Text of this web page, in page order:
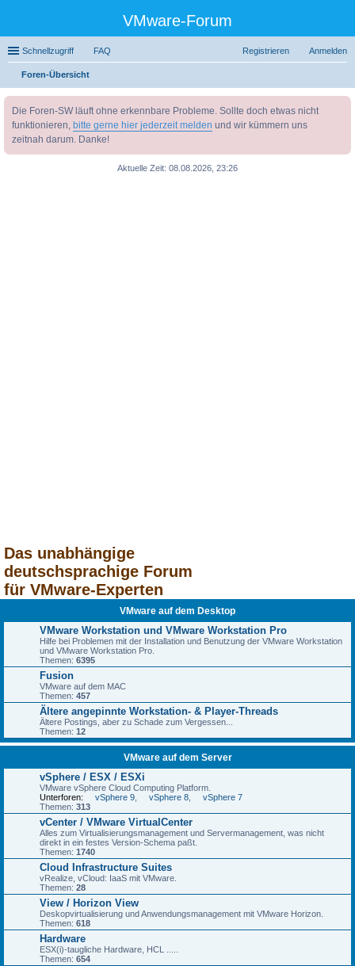
VMware-Forum
Schnellzugriff FAQ Anmelden
Registrieren
Foren-Übersicht
Die Foren-SW läuft ohne erkennbare Probleme. Sollte doch etwas nicht
funktionieren, bitte gerne hier jederzeit melden und wir kümmern uns
zeitnah darum. Danke!
Aktuelle Zeit: 08.08.2026, 23:26
Das unabhängige
deutschsprachige Forum
für VMware-Experten
VMware auf dem Desktop
VMware Workstation und VMware Workstation Pro
Hilfe bei Problemen mit der Installation und Benutzung der VMware Workstation
und VMware Workstation Pro.
Themen: 6395
Fusion
VMware auf dem MAC
Themen: 457
Ältere angepinnte Workstation- & Player-Threads
Ältere Postings, aber zu Schade zum Vergessen...
Themen: 12
VMware auf dem Server
vSphere / ESX / ESXi
VMware vSphere Cloud Computing Platform.
Unterforen:
vSphere 9 vSphere 8
vSphere 7
Themen: 313
vCenter / VMware VirtualCenter
Alles zum Virtualisierungsmanagement und Servermanagement, was nicht
direkt in ein festes Version-Schema paßt.
Themen: 1740
Cloud Infrastructure Suites
vRealize, vCloud: IaaS mit VMware.
Themen: 28
View / Horizon View
Deskopvirtualisierung und Anwendungsmanagement mit VMware Horizon.
Themen: 618
Hardware
ESX(i)-taugliche Hardware, HCL .....
Themen: 654